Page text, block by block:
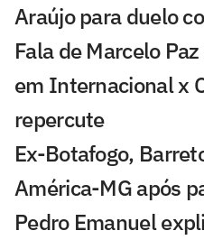
Araújo para duelo
Fala de Marcelo
em Internacional x
repercute
Ex-Botafogo,
América-MG após
Pedro Emanuel